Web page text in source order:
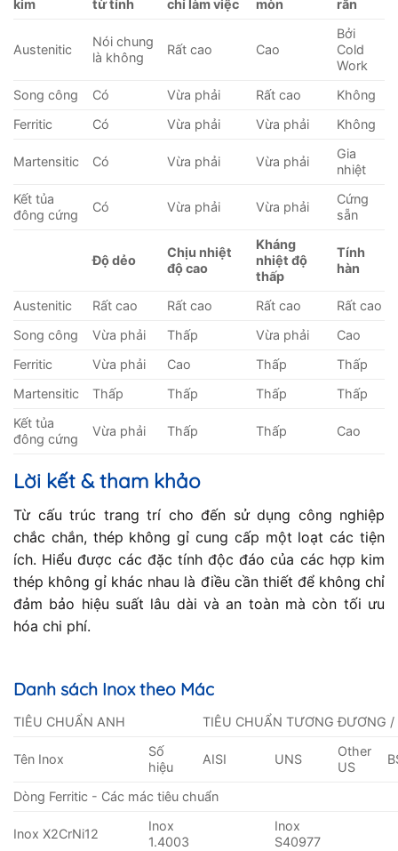
kim
từ tính
chỉ làm việc
mòn
rắn
Austenitic
Nói chung
là không
Rất cao Cao
Bởi
Cold
Work
Song công
Có Vừa phải Rất cao
Không
Ferritic
Có Vừa phải Vừa phải Không
Martensitic Có Vừa phải Vừa phải
Gia
nhiệt
Kết tủa
đông cứng
Có Vừa phải Vừa phải
Cứng
sẵn
Độ dẻo
Chịu nhiệt
độ cao
Kháng
nhiệt độ
thấp
Tính
hàn
Austenitic Rất cao Rất cao Rất cao
Rất cao
Song công
Vừa phải Thấp Vừa phải
Cao
Ferritic
Vừa phải Cao Thấp
Thấp
Martensitic
Thấp Thấp Thấp
Thấp
Kết tủa
đông cứng
Vừa phải Thấp Thấp Cao
Lời kết & tham khảo
Từ cấu trúc trang trí cho đến sử dụng công nghiệp
chắc chắn, thép không gỉ cung cấp một loạt các tiện
ích. Hiểu được các đặc tính độc đáo của các hợp kim
thép không gỉ khác nhau là điều cần thiết để không chỉ
đảm bảo hiệu suất lâu dài và an toàn mà còn tối ưu
hóa chi phí.
Danh sách Inox theo Mác
TIÊU CHUẨN ANH TIÊU CHUẨN TƯƠNG ĐƯƠNG /
Tên Inox
Số
hiệu
AISI UNS
Other
US
Dòng Ferritic - Các mác tiêu chuẩn
Inox X2CrNi12
Inox
1.4003
Inox
S40977